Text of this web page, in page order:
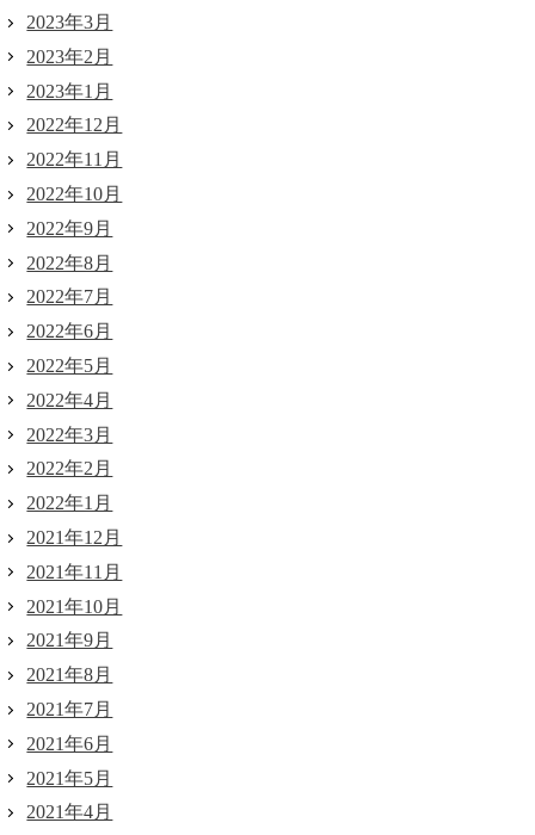
2023年3月
2023年2月
2023年1月
2022年12月
2022年11月
2022年10月
2022年9月
2022年8月
2022年7月
2022年6月
2022年5月
2022年4月
2022年3月
2022年2月
2022年1月
2021年12月
2021年11月
2021年10月
2021年9月
2021年8月
2021年7月
2021年6月
2021年5月
2021年4月